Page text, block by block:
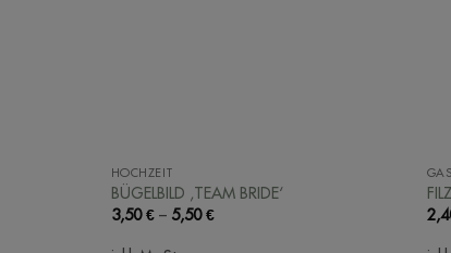
HOCHZEIT
BÜGELBILD ‚TEAM BRIDE‘
3,50€– 5,50€